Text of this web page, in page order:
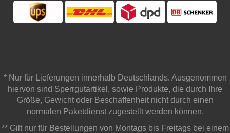
* Nur für Lieferungen innerhalb Deutschlands. Ausgenommen
hiervon sind Sperrgutartikel, sowie Produkte, die durch Ihre
Größe, Gewicht oder Beschaffenheit nicht durch einen
normalen Paketdienst zugestellt werden können.
** Gilt nur für Bestellungen von Montags bis Freitags bei einem